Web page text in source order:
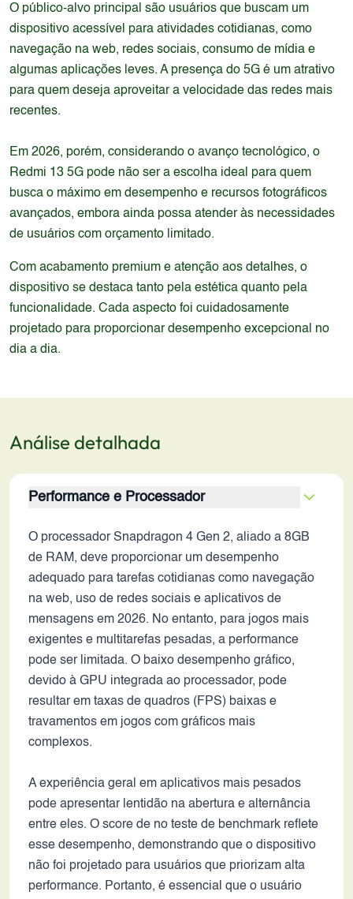
O público-alvo principal são usuários que buscam um
dispositivo acessível para atividades cotidianas, como
navegação na web, redes sociais, consumo de mídia e
algumas aplicações leves. A presença do 5G é um atrativo
para quem deseja aproveitar a velocidade das redes mais
recentes.
Em 2026, porém, considerando o avanço tecnológico, o
Redmi 13 5G pode não ser a escolha ideal para quem
busca o máximo em desempenho e recursos fotográficos
avançados, embora ainda possa atender às necessidades
de usuários com orçamento limitado.
Com acabamento premium e atenção aos detalhes, o
dispositivo se destaca tanto pela estética quanto pela
funcionalidade. Cada aspecto foi cuidadosamente
projetado para proporcionar desempenho excepcional no
dia a dia.
Análise detalhada
Performance e Processador
O processador Snapdragon 4 Gen 2, aliado a 8GB
de RAM, deve proporcionar um desempenho
adequado para tarefas cotidianas como navegação
na web, uso de redes sociais e aplicativos de
mensagens em 2026. No entanto, para jogos mais
exigentes e multitarefas pesadas, a performance
pode ser limitada. O baixo desempenho gráfico,
devido à GPU integrada ao processador, pode
resultar em taxas de quadros (FPS) baixas e
travamentos em jogos com gráficos mais
complexos.
A experiência geral em aplicativos mais pesados
pode apresentar lentidão na abertura e alternância
entre eles. O score de no teste de benchmark reflete
esse desempenho, demonstrando que o dispositivo
não foi projetado para usuários que priorizam alta
performance. Portanto, é essencial que o usuário